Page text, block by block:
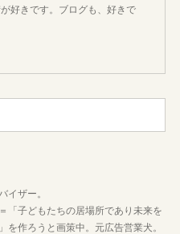
好きです。ブログも、好きで
イザー。
「子どもたちの居場所であり未来を
を作ろうと画策中。元広告営業犬。